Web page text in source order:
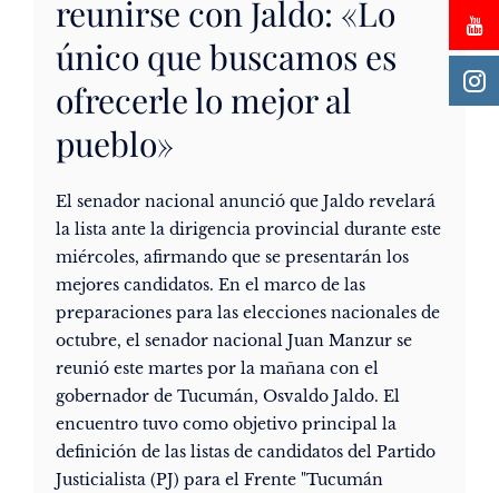
reunirse con Jaldo: «Lo
único que buscamos es
ofrecerle lo mejor al
pueblo»
El senador nacional anunció que Jaldo revelará
la lista ante la dirigencia provincial durante este
miércoles, afirmando que se presentarán los
mejores candidatos. En el marco de las
preparaciones para las elecciones nacionales de
octubre, el senador nacional Juan Manzur se
reunió este martes por la mañana con el
gobernador de Tucumán, Osvaldo Jaldo. El
encuentro tuvo como objetivo principal la
definición de las listas de candidatos del Partido
Justicialista (PJ) para el Frente "Tucumán